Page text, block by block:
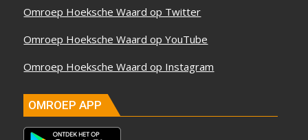
Omroep Hoeksche Waard op Twitter
Omroep Hoeksche Waard op YouTube
Omroep Hoeksche Waard op Instagram
OMROEP APP